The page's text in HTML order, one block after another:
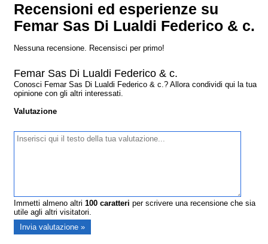
Recensioni ed esperienze su
Femar Sas Di Lualdi Federico & c.
Nessuna recensione. Recensisci per primo!
Femar Sas Di Lualdi Federico & c.
Conosci Femar Sas Di Lualdi Federico & c.? Allora condividi qui la tua
opinione con gli altri interessati.
Valutazione
Immetti almeno altri100 caratteri per scrivere una recensione che sia
utile agli altri visitatori.